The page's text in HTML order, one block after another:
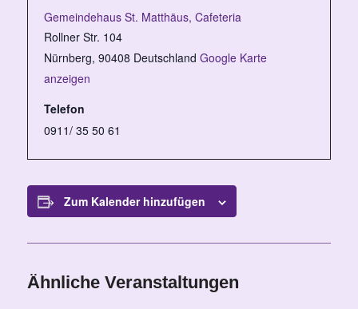
Gemeindehaus St. Matthäus, Cafeteria
Rollner Str. 104
Nürnberg, 90408 Deutschland Google Karte
anzeigen
Telefon
0911/ 35 50 61
Zum Kalender hinzufügen
Ähnliche Veranstaltungen